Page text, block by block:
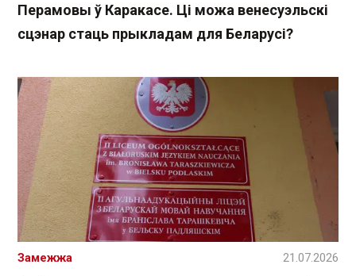
Перамовы ў Каракасе. Ці можа венесуэльскі
сцэнар стаць прыкладам для Беларусі?
Замежжа 21.07.2026